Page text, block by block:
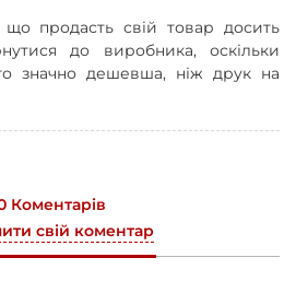
продасть свій товар досить
до виробника, оскільки
значно дешевша, ніж друк на
Коментарів
свій коментар